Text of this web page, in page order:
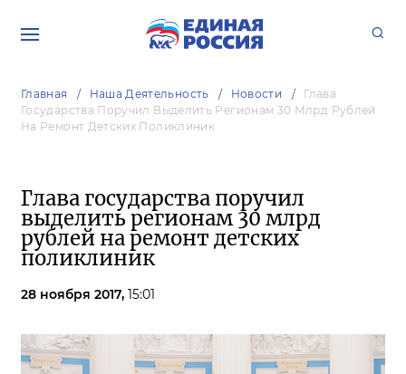
Главная Наша Деятельность Новости
Глава
Государства Поручил Выделить Регионам 30 Млрд Рублей
На Ремонт Детских Поликлиник
Глава государства поручил
выделить регионам 30 млрд
рублей на ремонт детских
поликлиник
28 ноября 2017, 15:01